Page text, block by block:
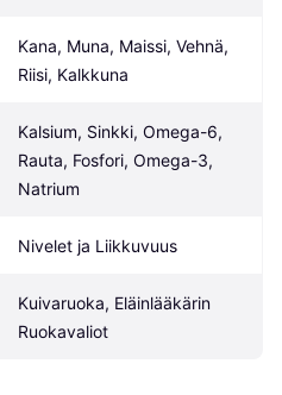
Kana, Muna, Maissi, Vehnä,
Riisi, Kalkkuna
Kalsium, Sinkki, Omega-6,
Rauta, Fosfori, Omega-3,
Natrium
Nivelet ja Liikkuvuus
Kuivaruoka, Eläinlääkärin
Ruokavaliot